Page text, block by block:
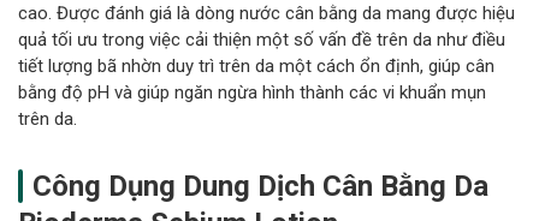
cao. Được đánh giá là dòng nước cân bằng da mang được hiệu
quả tối ưu trong việc cải thiện một số vấn đề trên da như điều
tiết lượng bã nhờn duy trì trên da một cách ổn định, giúp cân
bằng độ pH và giúp ngăn ngừa hình thành các vi khuẩn mụn
trên da.
Công Dụng Dung Dịch Cân Bằng Da